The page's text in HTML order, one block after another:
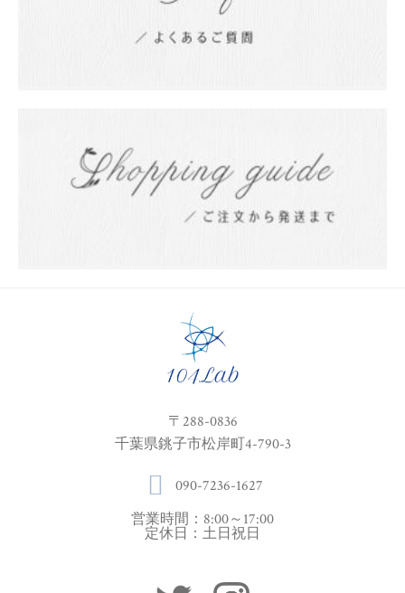
〒288-0836
千葉県銚子市松岸町4-790-3
090-7236-1627
営業時間：8:00～17:00
定休日：土日祝日